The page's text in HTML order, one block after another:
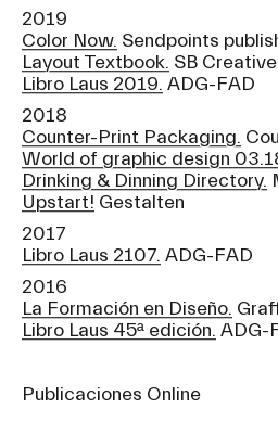
2019
Color Now. Sendpoints
Layout Textbook. SB
Libro Laus 2019. ADG-FAD
2018
Counter-Print Packaging.
World of graphic design
Drinking & Dinning Directory.
Upstart! Gestalten
2017
Libro Laus 2107. ADG-FAD
2016
La Formación en Diseño.
Libro Laus 45ª edición. ADG-
Publicaciones Online